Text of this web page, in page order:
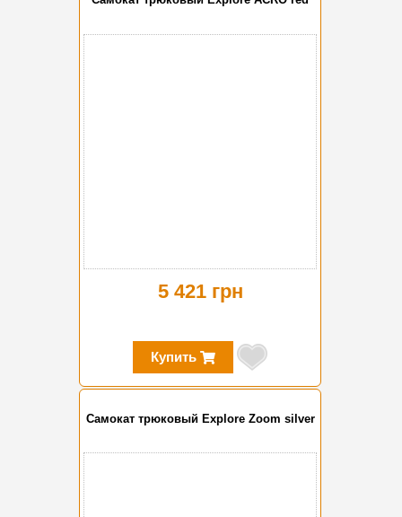
5 421 грн
Купить
Самокат трюковый Explore Zoom silver